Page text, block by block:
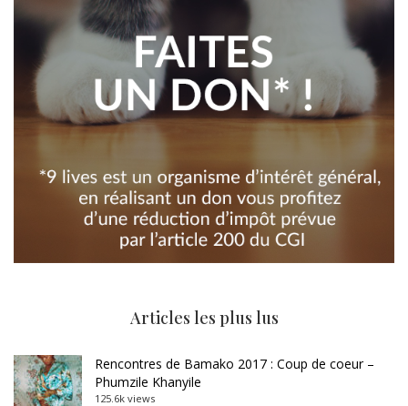
Articles les plus lus
Rencontres de Bamako 2017 : Coup de coeur –
Phumzile Khanyile
125.6k views